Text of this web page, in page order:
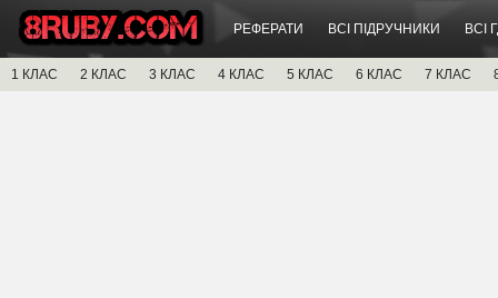
РЕФЕРАТИ ВСІ ПІДРУЧНИКИ ВСІ
1 КЛАС 2 КЛАС 3 КЛАС 4 КЛАС 5 КЛАС 6 КЛАС 7 КЛАС